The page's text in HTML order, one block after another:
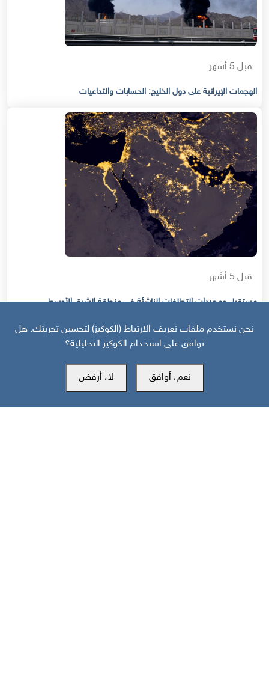
قبل 5 أشهر
الهجمات الإيرانية على دول الخليج: الحسابات والتداعيات
قبل 5 أشهر
مستقبل ومحددات التحالفات الناشئة في منطقة الشرق الأوسط
نحن نستخدم ملفات تعريف الارتباط (الكوكيز) لتحسين تجربتك. هل
توافق على استخدام الكوكيز التحليلية؟
نعم، أوافق لا، أرفض